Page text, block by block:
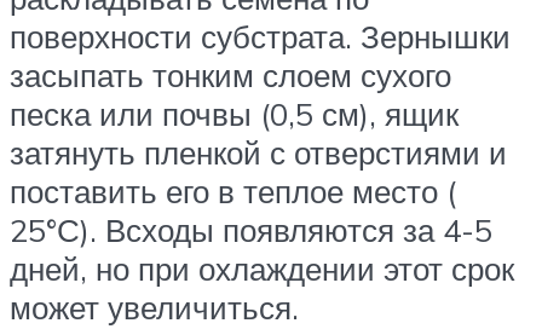
поверхности субстрата. Зернышки
засыпать тонким слоем сухого
песка или почвы (0,5 см), ящик
затянуть пленкой с отверстиями и
поставить его в теплое место (
25°С). Всходы появляются за 4-5
дней, но при охлаждении этот срок
может увеличиться.